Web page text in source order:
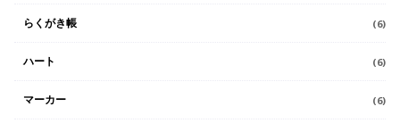
らくがき帳 (6)
ハート (6)
マーカー (6)